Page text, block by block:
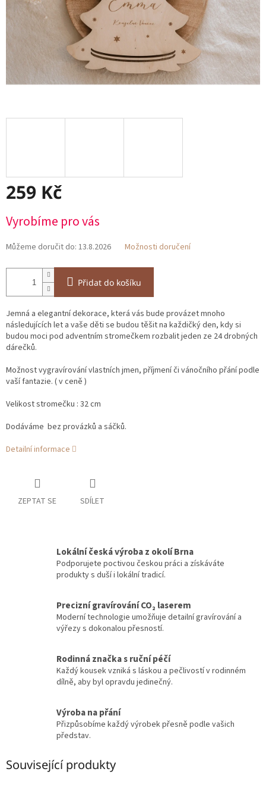
259 Kč
cena:
Vyrobíme pro vás
Můžeme doručit do: 13.8.2026 Možnosti doručení
Přidat do košíku
Jemná a elegantní dekorace, která vás bude provázet mnoho
následujících let a vaše děti se budou těšit na každičký den, kdy si
budou moci pod adventním stromečkem rozbalit jeden ze 24 drobných
dárečků.
Možnost vygravírování vlastních jmen, příjmení či vánočního přání podle
vaší fantazie. ( v ceně )
Velikost stromečku : 32 cm
Dodáváme bez provázků a sáčků.
Detailní informace
ZEPTAT SE SDÍLET
Lokální česká výroba z okolí Brna
Podporujete poctivou českou práci a získáváte
produkty s duší i lokální tradicí.
Precizní gravírování CO₂ laserem
Moderní technologie umožňuje detailní gravírování a
výřezy s dokonalou přesností.
Rodinná značka s ruční péčí
Každý kousek vzniká s láskou a pečlivostí v rodinném
dílně, aby byl opravdu jedinečný.
Výroba na přání
Přizpůsobíme každý výrobek přesně podle vašich
představ.
Související produkty